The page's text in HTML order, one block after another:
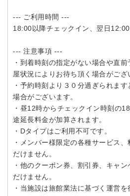
--- ご利用時間 ---
18:00以降チェックイン、翌日
--- 注意事項 ---
・到着時刻の指定がない場合や直
屋状況によりお待ち頂く場合がござ
・予約時刻より３０分過ぎられま
場合がございます。
・昼12時からチェックイン時刻の
途延長料金が加算されます。
・Dタイプはご利用不可です。
・メンバー様限定の各種サービス
だけません。
・他のクーポン券、割引券、キャ
だけません。
・当施設は旅館業法に基づく運営